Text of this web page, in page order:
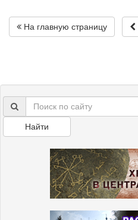
На главную страницу
Найти